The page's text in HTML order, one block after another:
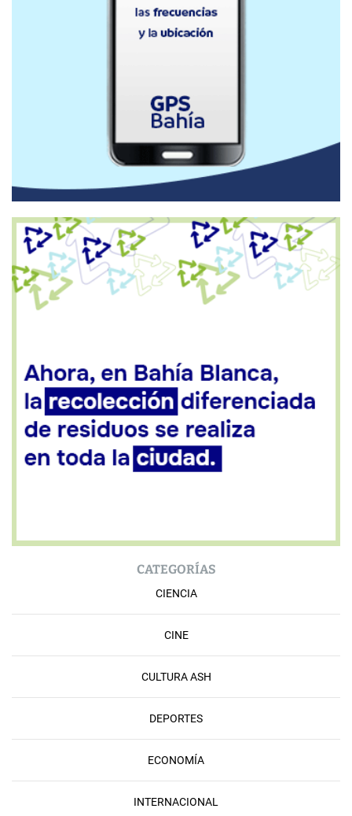
CATEGORÍAS
CIENCIA
CINE
CULTURA ASH
DEPORTES
ECONOMÍA
INTERNACIONAL